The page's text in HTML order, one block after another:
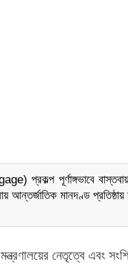
প্রকল্প পূর্ণাঙ্গভাবে
আন্তর্জাতিক মানদণ্ড
নেতৃত্বে এবং